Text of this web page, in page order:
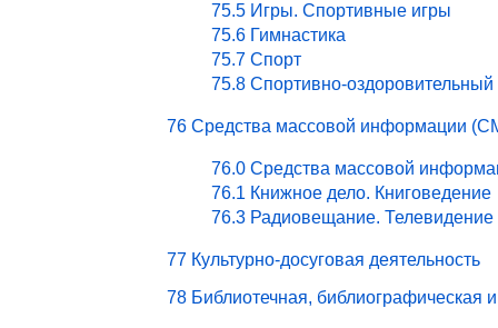
75.5 Игры. Спортивные игры
75.6 Гимнастика
75.7 Спорт
75.8 Спортивно-
76 Средства массовой информации
76.0 Средства массовой
76.1 Книжное дело. Книговедение
76.3 Радиовещание. Телевидение
77 Культурно-досуговая деятельность
78 Библиотечная, библиографическая